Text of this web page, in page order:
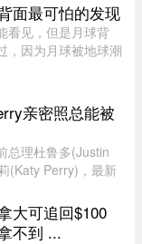
面最可怕的发现
看见，但是月球背
，因为月球被地球潮
... 亲密照总能被
总理杜鲁多(Justin
(Katy Perry)，最新
度成为娱乐媒体焦
...
大可追回$100
不到 ...